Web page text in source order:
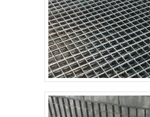
construção civil. Os clientes
alambrado industrial e portão
ótima qualidade e precisão. A
conta com um atendimento
funcionários especializados e
entendem a necessidade de cada
instalações de qualidade,
marca. A Paraná Telas é uma